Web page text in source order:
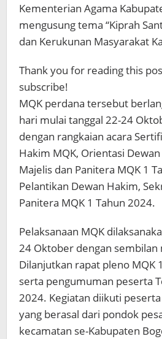
Kementerian Agama
mengusung tema “Kiprah
dan Kerukunan Masyarakat
Thank you for reading this
subscribe!
MQK perdana tersebut
hari mulai tanggal 22-24
dengan rangkaian acara
Hakim MQK, Orientasi
Majelis dan Panitera MQK 1
Pelantikan Dewan Hakim,
Panitera MQK 1 Tahun 2024.
Pelaksanaan MQK
24 Oktober dengan sembilan
Dilanjutkan rapat pleno MQK
serta pengumuman peserta
2024. Kegiatan diikuti
yang berasal dari pondok
kecamatan se-Kabupaten